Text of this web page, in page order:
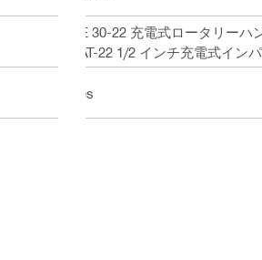
TE 30-22 充電式ロータリー
4AT-22 1/2 インチ充電式イン
Yes